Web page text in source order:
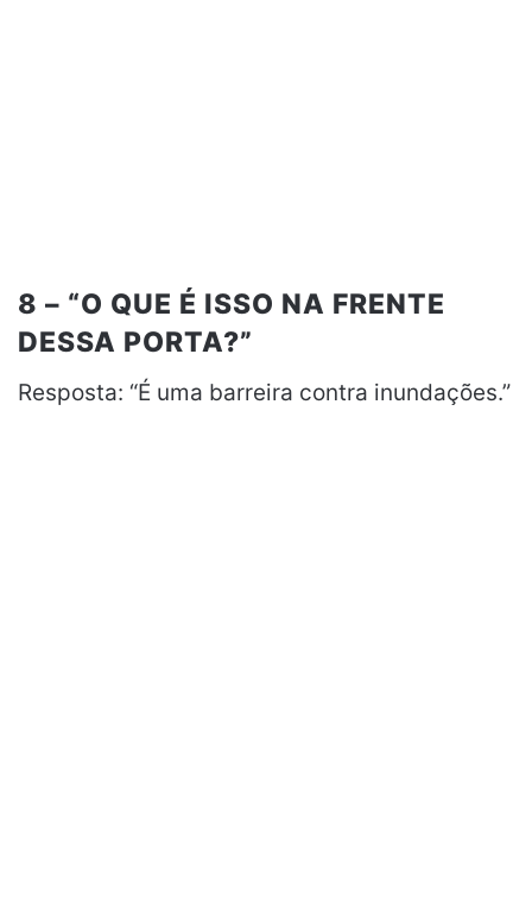
8 – “O QUE É ISSO NA FRENTE
DESSA PORTA?”
Resposta: “É uma barreira contra inundações.”